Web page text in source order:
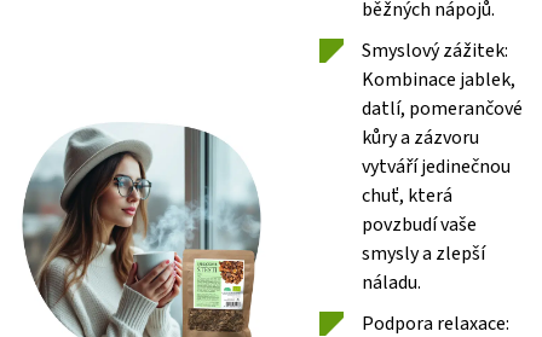
běžných nápojů.
Smyslový zážitek:
Kombinace jablek,
datlí, pomerančové
kůry a zázvoru
vytváří jedinečnou
chuť, která
povzbudí vaše
smysly a zlepší
náladu.
Podpora relaxace: